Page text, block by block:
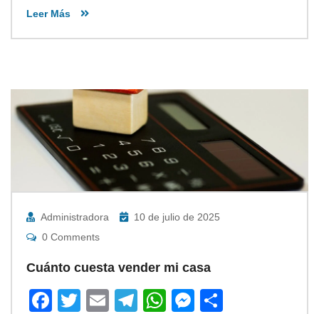
Leer Más
Administradora
10 de julio de 2025
0 Comments
Cuánto cuesta vender mi casa
Facebook
Twitter
EmailTelegram
WhatsApp
Messenger